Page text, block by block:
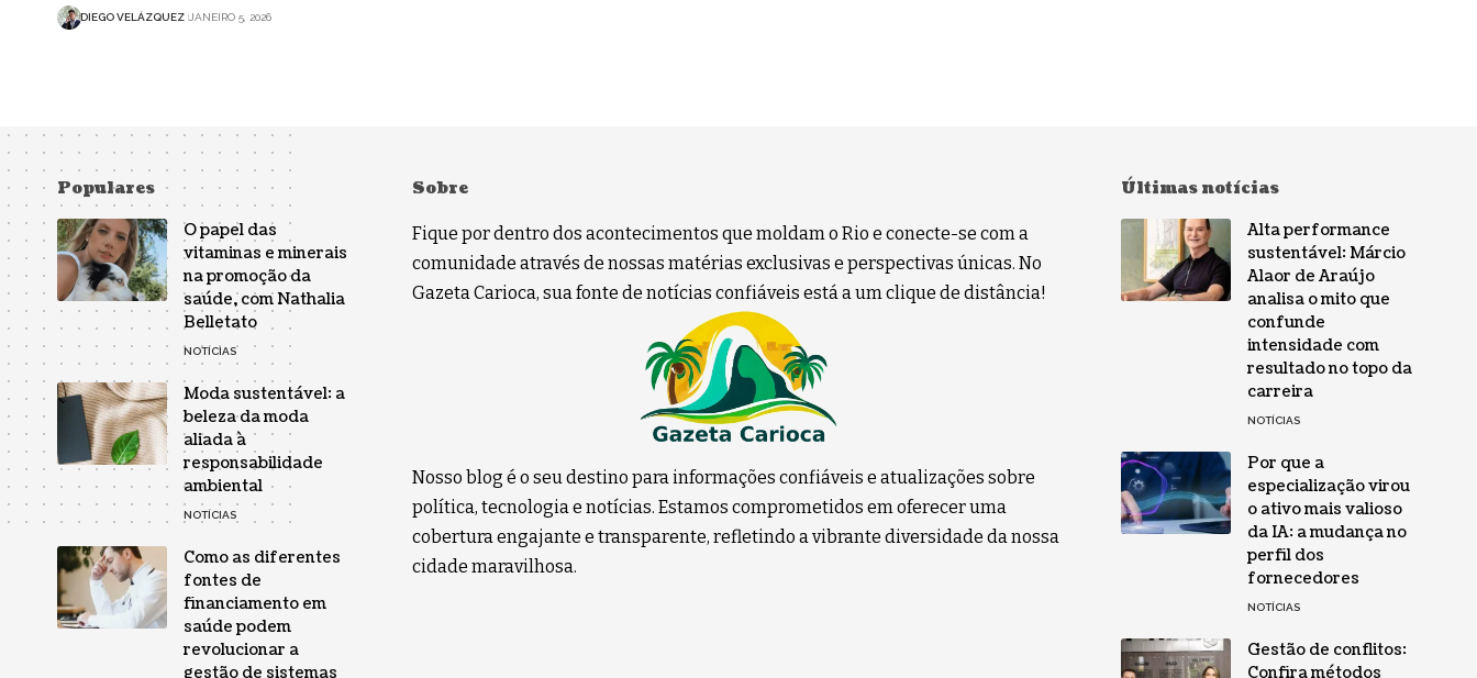
DIEGO VELÁZQUEZ JANEIRO 5, 2026
Populares
O papel das
vitaminas e minerais
na promoção da
saúde, com Nathalia
Belletato
NOTÍCIAS
Moda sustentável: a
beleza da moda
aliada à
responsabilidade
ambiental
NOTÍCIAS
Como as diferentes
fontes de
financiamento em
saúde podem
revolucionar a
gestão de sistemas
Sobre
Fique por dentro dos acontecimentos que moldam o Rio e conecte-se com a
comunidade através de nossas matérias exclusivas e perspectivas únicas. No
Gazeta Carioca, sua fonte de notícias confiáveis está a um clique de distância!
Nosso blog é o seu destino para informações confiáveis e atualizações sobre
política, tecnologia e notícias. Estamos comprometidos em oferecer uma
cobertura engajante e transparente, refletindo a vibrante diversidade da nossa
cidade maravilhosa.
Últimas notícias
Alta performance
sustentável: Márcio
Alaor de Araújo
analisa o mito que
confunde
intensidade com
resultado no topo da
carreira
NOTÍCIAS
Por que a
especialização virou
o ativo mais valioso
da IA: a mudança no
perfil dos
fornecedores
NOTÍCIAS
Gestão de conflitos:
Confira métodos